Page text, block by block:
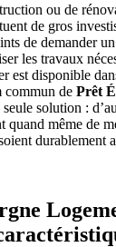
ou de
de gros
de demander
les travaux
est disponible
commun de Prêt
seule solution :
quand même de
durablement